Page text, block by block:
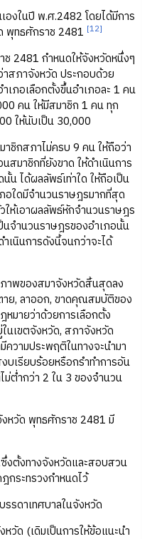
งในปี พ.ศ.2482 โดยได้มีการ
พุทธศักราช 2481 [12]
2481 กำหนดให้จังหวัดหนึ่งๆ
สภาจังหวัด ประกอบด้วย
ภอเลือกตั้งขึ้นอำเภอละ 1 คน
คน ให้มีสมาชิก 1 คน ทุก
ให้นับเป็น 30,000
ชิกสภาไม่ครบ 9 คน ให้ถือว่า
สมาชิกที่ยังขาด ให้ดำเนินการ
น ได้ผลลัพธ์เท่าใด ให้ถือเป็น
ใดมีจำนวนราษฎรมากที่สุด
ห้เอาผลลัพธ์หักจำนวนราษฎร
นจำนวนราษฎรของอำเภอนั้น
เนินการดังนี้จนกว่าจะได้
าพของสมาจังหวัดสิ้นสุดลง
าย, ลาออก, ขาดคุณสมบัติของ
มายว่าด้วยการเลือกตั้ง
นเขตจังหวัด, สภาจังหวัด
วามประพฤติในทางจะนำมา
บเรียบร้อยหรือกรำทำการอัน
ม่ต่ำกว่า 2 ใน 3 ของจำนวน
วัด พุทธศักราช 2481 มี
งตั้งทางจังหวัดและสอบสวน
กระทรวงกำหนดไว้
รดาเทศบาลในจังหวัด
วัด (เดิมเป็นการให้ข้อแนะนำ